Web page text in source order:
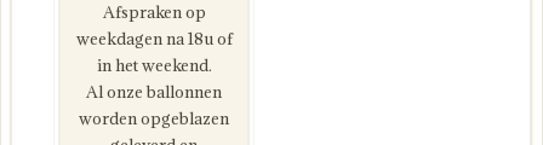
Afspraken op
weekdagen na 18u of
in het weekend.
Al onze ballonnen
worden opgeblazen